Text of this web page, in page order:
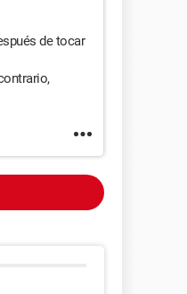
de tocar